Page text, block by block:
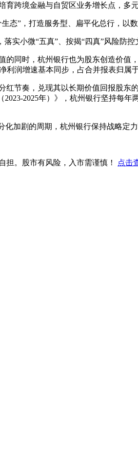
跨境金融与自贸区业务增长点，多
态”，打造服务型、扁平化总行，以
实小微“五真”、按揭“四真”风险防
同时，杭州银行也为股东创造价
利润增速基本同步，占合并报表归属
节奏，兑现其以长期价值回报股
2025年）》，杭州银行坚持每
加剧的周期，杭州银行保持战略定
担。股市有风险，入市需谨慎！ 点击